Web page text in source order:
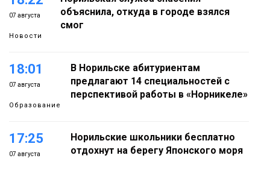
07 августа
Новости
объяснила, откуда в городе взялся
смог
18:01
07 августа
Образование
В Норильске абитуриентам
предлагают 14 специальностей с
перспективой работы в «Норникеле»
17:25
07 августа
Норильские школьники бесплатно
отдохнут на берегу Японского моря